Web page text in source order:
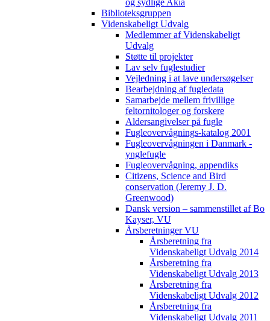
og sydlige Akia
Biblioteksgruppen
Videnskabeligt Udvalg
Medlemmer af Videnskabeligt
Udvalg
Støtte til projekter
Lav selv fuglestudier
Vejledning i at lave undersøgelser
Bearbejdning af fugledata
Samarbejde mellem frivillige
feltornitologer og forskere
Aldersangivelser på fugle
Fugleovervågnings-katalog 2001
Fugleovervågningen i Danmark -
ynglefugle
Fugleovervågning, appendiks
Citizens, Science and Bird
conservation (Jeremy J. D.
Greenwood)
Dansk version – sammenstillet af Bo
Kayser, VU
Årsberetninger VU
Årsberetning fra
Videnskabeligt Udvalg 2014
Årsberetning fra
Videnskabeligt Udvalg 2013
Årsberetning fra
Videnskabeligt Udvalg 2012
Årsberetning fra
Videnskabeligt Udvalg 2011